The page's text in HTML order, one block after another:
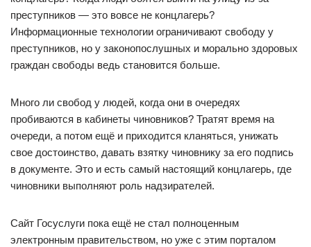
преступников — это вовсе не концлагерь?
Информационные технологии ограничивают свободу у
преступников, но у законопослушных и морально здоровых
граждан свободы ведь становится больше.
Много ли свобод у людей, когда они в очередях
пробиваются в кабинеты чиновников? Тратят время на
очереди, а потом ещё и приходится кланяться, унижать
свое достоинство, давать взятку чиновнику за его подпись
в документе. Это и есть самый настоящий концлагерь, где
чиновники выполняют роль надзирателей.
Сайт Госуслуги пока ещё не стал полноценным
электронным правительством, но уже с этим порталом